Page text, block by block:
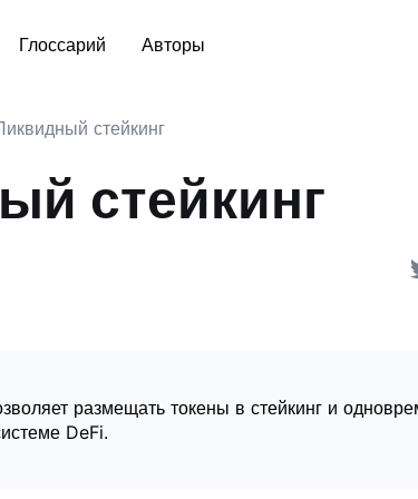
Глоссарий Авторы
стейкинг
стейкинг
размещать токены в стейкинг и
DeFi.